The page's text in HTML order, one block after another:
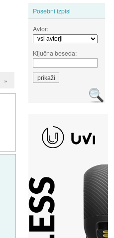
Posebni izpisi
Avtor:
Ključna beseda:
»